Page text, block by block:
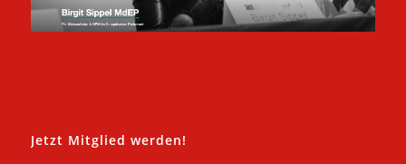
Jetzt Mitglied werden!